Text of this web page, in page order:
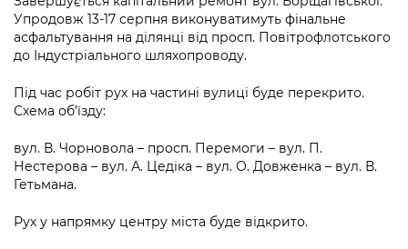
Підприємства, установи, організації
Kyiv International Relations
Річні звіти
Гендерна політика
Безбар'єрність
Портал Захисників та Захисниць
Безбар'єрність
Портал послуг
Міський застосунок Київ Цифровий
Важливе під час воєнного стану
Уряд» – місцевий рівень»
Важливе під час воєнного стану
Про відкриті дані
Портал даних Києва
Публічні дашборди
Упродовж 13-17 серпня виконуватимуть фінальне
асфальтування на ділянці від просп. Повітрофлотського
до Індустріального шляхопроводу.
Під час робіт рух на частині вулиці буде перекрито.
Схема об’їзду:
вул. В. Чорновола – просп. Перемоги – вул. П.
Нестерова – вул. А. Цедіка – вул. О. Довженка – вул. В.
Гетьмана.
Рух у напрямку центру міста буде відкрито.